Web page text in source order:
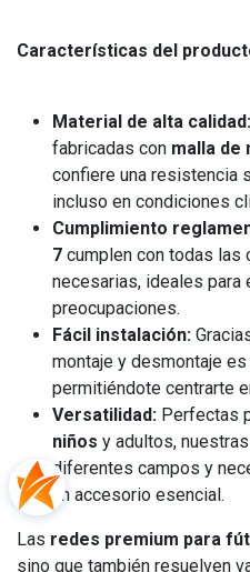
Características del
Material de alta calidad:
fabricadas con malla de
confiere una resistencia
incluso en condiciones
Cumplimiento
7 cumplen con todas las
necesarias, ideales para
preocupaciones.
Fácil instalación:
montaje y desmontaje
permitiéndote centrarte
Versatilidad: Perfectas
niños y adultos,
diferentes campos y
un accesorio esencial.
Las redes premium para
sino que también resuelven